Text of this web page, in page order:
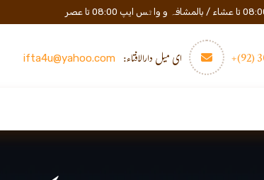
ای میل دارالافتاء: ifta4u@yahoo.com